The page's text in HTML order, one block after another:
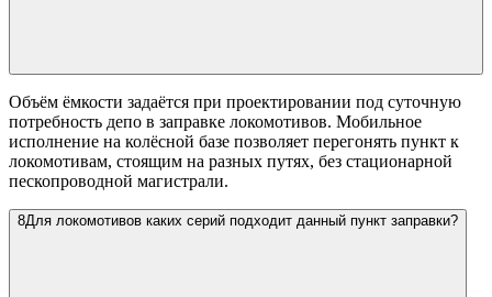
Объём ёмкости задаётся при проектировании под суточную
потребность депо в заправке локомотивов. Мобильное
исполнение на колёсной базе позволяет перегонять пункт к
локомотивам, стоящим на разных путях, без стационарной
пескопроводной магистрали.
8Для локомотивов каких серий подходит данный пункт заправки?